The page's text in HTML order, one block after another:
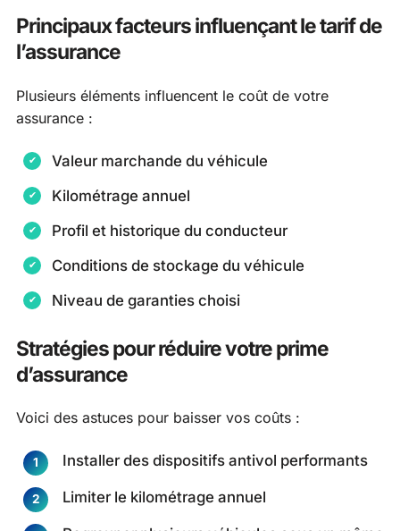
Principaux facteurs influençant le tarif de
l’assurance
Plusieurs éléments influencent le coût de votre
assurance :
Valeur marchande du véhicule
Kilométrage annuel
Profil et historique du conducteur
Conditions de stockage du véhicule
Niveau de garanties choisi
Stratégies pour réduire votre prime
d’assurance
Voici des astuces pour baisser vos coûts :
Installer des dispositifs antivol performants
Limiter le kilométrage annuel